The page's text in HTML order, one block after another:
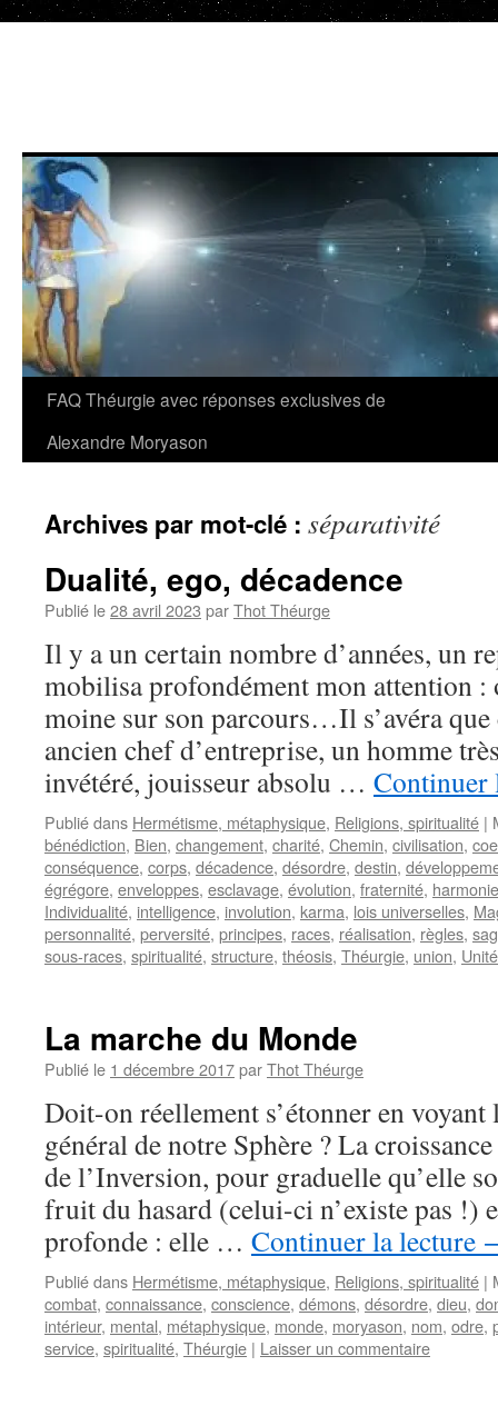
FAQ Théurgie avec réponses exclusives de
Alexandre Moryason
Archives par mot-clé : séparativité
Dualité, ego, décadence
Publié le28 avril 2023 parThot Théurge
Il y a un certain nombre d’années, un
mobilisa profondément mon attention
moine sur son parcours…Il s’avéra
ancien chef d’entreprise, un homme
invétéré, jouisseur absolu …
Publié dans Hermétisme, métaphysique, Religions, spiritualité |
bénédiction, Bien, changement, charité, Chemin, civilisation,
conséquence, corps, décadence, désordre, destin,
égrégore, enveloppes, esclavage, évolution, fraternité, harmonie
Individualité, intelligence, involution, karma, lois universelles,
personnalité, perversité, principes, races, réalisation, règles,
sous-races, spiritualité, structure, théosis, Théurgie, union, Unité
La marche du Monde
Publié le 1 décembre 2017parThot Théurge
Doit-on réellement s’étonner en voyant
général de notre Sphère ? La
de l’Inversion, pour graduelle qu’elle
fruit du hasard (celui-ci n’existe pas !)
profonde : elle … Continuer la lecture
Publié dans Hermétisme, métaphysique, Religions, spiritualité |
combat, connaissance, conscience, démons, désordre, dieu,
intérieur, mental, métaphysique, monde, moryason, nom, odre,
service, spiritualité, Théurgie | Laisser un commentaire